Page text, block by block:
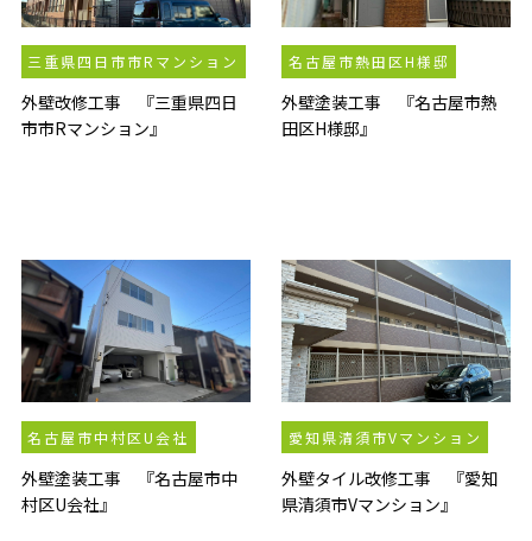
三重県四日市市Rマンション
外壁改修工事 『三重県四日
市市Rマンション』
名古屋市熱田区H様邸
外壁塗装工事 『名古屋市熱
田区H様邸』
名古屋市中村区U会社
外壁塗装工事 『名古屋市中
村区U会社』
愛知県清須市Vマンション
外壁タイル改修工事 『愛知
県清須市Vマンション』